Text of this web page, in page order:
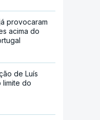
provocaram
acima do
de Luís
limite do